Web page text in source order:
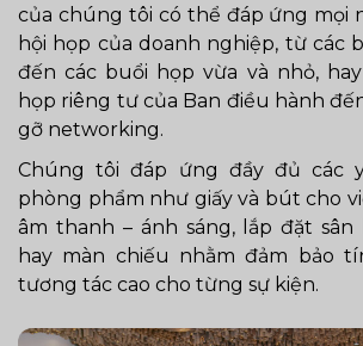
của chúng tôi có thể đáp ứng mọi
hội họp của doanh nghiệp, từ các
đến các buổi họp vừa và nhỏ,
họp riêng tư của Ban điều hành
gỡ networking.
Chúng tôi đáp ứng đầy đủ các
phòng phẩm như giấy và bút cho
âm thanh – ánh sáng, lắp đặt sân
hay màn chiếu nhằm đảm bảo
tương tác cao cho từng sự kiện.